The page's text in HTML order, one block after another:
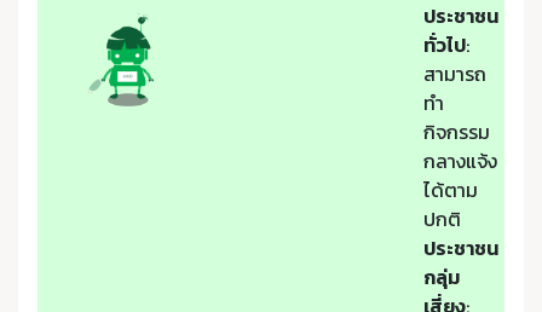
ประชาชน
ทั่วไป:
สามารถ
ทำ
กิจกรรม
กลางแจ้ง
ได้ตาม
ปกติ
ประชาชน
กลุ่ม